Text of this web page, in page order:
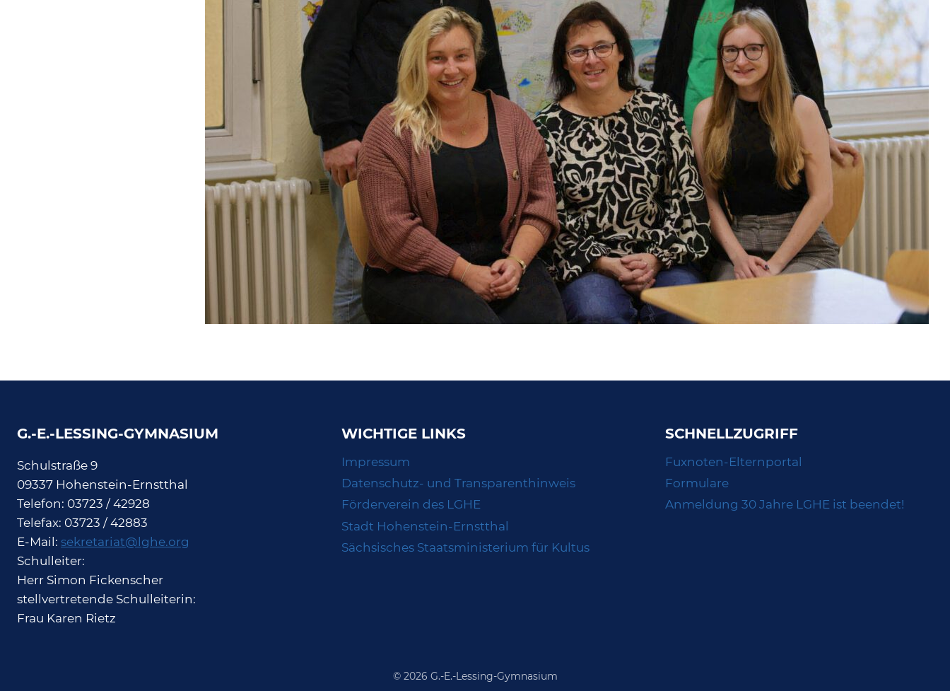
G.-E.-LESSING-GYMNASIUM
Schulstraße 9
09337 Hohenstein-Ernstthal
Telefon: 03723 / 42928
Telefax: 03723 / 42883
E-Mail: sekretariat@lghe.org
Schulleiter:
Herr Simon Fickenscher
stellvertretende Schulleiterin:
Frau Karen Rietz
WICHTIGE LINKS
Impressum
Datenschutz- und Transparenthinweis
Förderverein des LGHE
Stadt Hohenstein-Ernstthal
Sächsisches Staatsministerium für Kultus
SCHNELLZUGRIFF
Fuxnoten-Elternportal
Formulare
Anmeldung 30 Jahre LGHE ist beendet!
© 2026 G.-E.-Lessing-Gymnasium